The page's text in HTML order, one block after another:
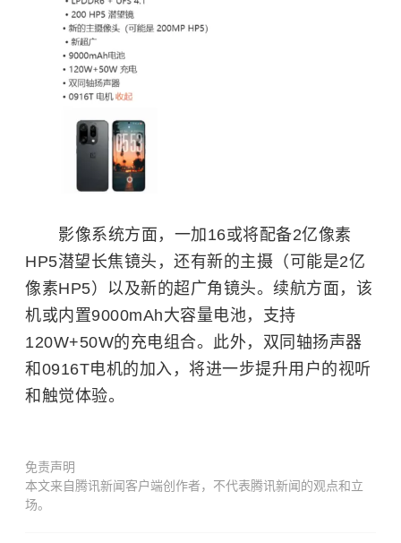
影像系统方面，一加16或将配备2亿像素
HP5潜望长焦镜头，还有新的主摄（可能是2亿
像素HP5）以及新的超广角镜头。续航方面，该
机或内置9000mAh大容量电池，支持
120W+50W的充电组合。此外，双同轴扬声器
和0916T电机的加入，将进一步提升用户的视听
和触觉体验。
免责声明
本文来自腾讯新闻客户端创作者，不代表腾讯新闻的观点和立
场。